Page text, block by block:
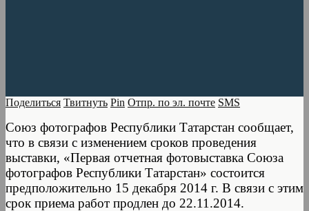
Поделиться Твитнуть Pin Отпр. по эл. почте SMS
Союз фотографов Республики Татарстан сообщает,
что в связи с изменением сроков проведения
выставки, «Первая отчетная фотовыставка Союза
фотографов Республики Татарстан» состоится
предположительно 15 декабря 2014 г. В связи с этим
срок приема работ продлен до 22.11.2014.